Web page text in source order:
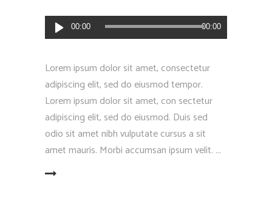
Reproductor
de
00:00 00:00
Lorem ipsum dolor sit amet, consectetur
adipiscing elit, sed do eiusmod tempor.
Lorem ipsum dolor sit amet, con sectetur
adipiscing elit, sed do eiusmod. Duis sed
odio sit amet nibh vulputate cursus a sit
amet mauris. Morbi accumsan ipsum velit.